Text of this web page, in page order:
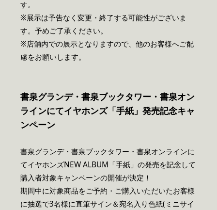
す。
※展示は予告なく変更・終了する可能性がございま
す。予めご了承ください。
※店舗内での展示となりますので、他のお客様へご配
慮をお願いします。
書泉グランデ・書泉ブックタワー・書泉オン
ラインにてイヤホンズ「手紙」発売記念キャ
ンペーン
書泉グランデ・書泉ブックタワー・書泉オンラインに
てイヤホンズNEW ALBUM「手紙」の発売を記念して
購入者対象キャンペーンの開催が決定！
期間中に対象商品をご予約・ご購入いただいたお客様
に抽選で3名様に直筆サイン＆宛名入り色紙(ミニサイ